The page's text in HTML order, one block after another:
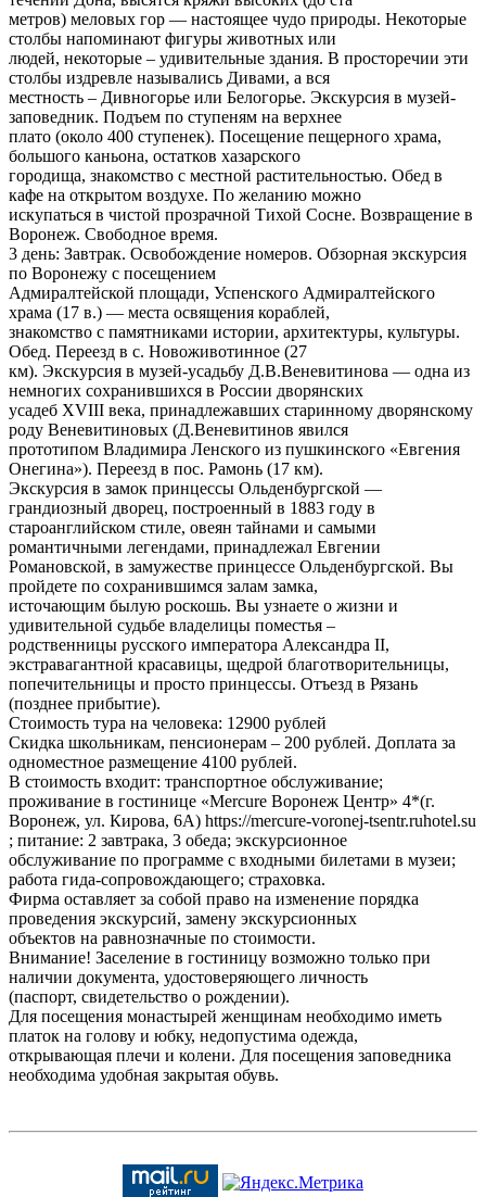
метров) меловых гор — настоящее чудо природы. Некоторые
столбы напоминают фигуры животных или
людей, некоторые – удивительные здания. В просторечии эти
столбы издревле назывались Дивами, а вся
местность – Дивногорье или Белогорье. Экскурсия в музей-
заповедник. Подъем по ступеням на верхнее
плато (около 400 ступенек). Посещение пещерного храма,
большого каньона, остатков хазарского
городища, знакомство с местной растительностью. Обед в
кафе на открытом воздухе. По желанию можно
искупаться в чистой прозрачной Тихой Сосне. Возвращение в
Воронеж. Свободное время.
3 день: Завтрак. Освобождение номеров. Обзорная экскурсия
по Воронежу с посещением
Адмиралтейской площади, Успенского Адмиралтейского
храма (17 в.) — места освящения кораблей,
знакомство с памятниками истории, архитектуры, культуры.
Обед. Переезд в с. Новоживотинное (27
км). Экскурсия в музей-усадьбу Д.В.Веневитинова — одна из
немногих сохранившихся в России дворянских
усадеб XVIII века, принадлежавших старинному дворянскому
роду Веневитиновых (Д.Веневитинов явился
прототипом Владимира Ленского из пушкинского «Евгения
Онегина»). Переезд в пос. Рамонь (17 км).
Экскурсия в замок принцессы Ольденбургской —
грандиозный дворец, построенный в 1883 году в
староанглийском стиле, овеян тайнами и самыми
романтичными легендами, принадлежал Евгении
Романовской, в замужестве принцессе Ольденбургской. Вы
пройдете по сохранившимся залам замка,
источающим былую роскошь. Вы узнаете о жизни и
удивительной судьбе владелицы поместья –
родственницы русского императора Александра II,
экстравагантной красавицы, щедрой благотворительницы,
попечительницы и просто принцессы. Отъезд в Рязань
(позднее прибытие).
Стоимость тура на человека: 12900 рублей
Скидка школьникам, пенсионерам – 200 рублей. Доплата за
одноместное размещение 4100 рублей.
В стоимость входит: транспортное обслуживание;
проживание в гостинице «Mercure Воронеж Центр» 4*(г.
Воронеж, ул. Кирова, 6А) https://mercure-voronej-tsentr.ruhotel.su
; питание: 2 завтрака, 3 обеда; экскурсионное
обслуживание по программе с входными билетами в музеи;
работа гида-сопровождающего; страховка.
Фирма оставляет за собой право на изменение порядка
проведения экскурсий, замену экскурсионных
объектов на равнозначные по стоимости.
Внимание! Заселение в гостиницу возможно только при
наличии документа, удостоверяющего личность
(паспорт, свидетельство о рождении).
Для посещения монастырей женщинам необходимо иметь
платок на голову и юбку, недопустима одежда,
открывающая плечи и колени. Для посещения заповедника
необходима удобная закрытая обувь.